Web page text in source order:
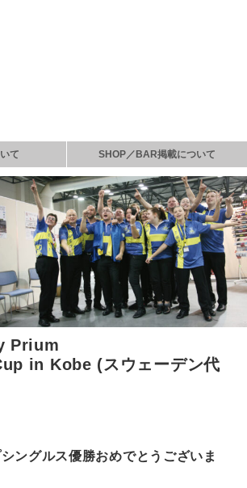
て SHOP／BAR掲載について
Prium
in Kobe (スウェーデン代
ングルス優勝おめでとうございま